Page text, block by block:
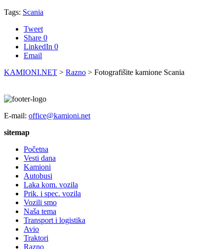
Tags: Scania
Tweet
Share 0
LinkedIn 0
Email
KAMIONI.NET > Razno > Fotografišite kamione Scania
E-mail: office@kamioni.net
sitemap
Početna
Vesti dana
Kamioni
Autobusi
Laka kom. vozila
Prik. i spec. vozila
Vozili smo
Naša tema
Transport i logistika
Avio
Traktori
Razno